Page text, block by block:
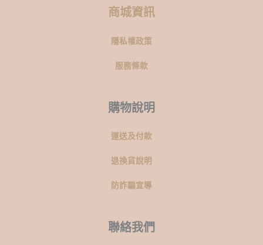
商城資訊
隱私權政策
服務條款
購物說明
運送及付款
退換貨說明
防詐騙宣導
聯絡我們